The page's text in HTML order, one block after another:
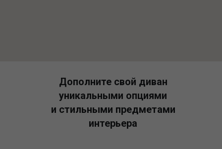
Дополните свой диван
уникальными опциями
и стильными предметами
интерьера